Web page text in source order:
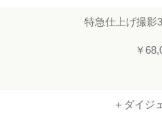
特急仕上げ撮影
￥
＋ダイジ